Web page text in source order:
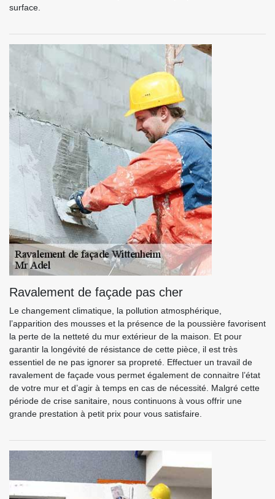
surface.
Ravalement de façade pas cher
Le changement climatique, la pollution atmosphérique,
l’apparition des mousses et la présence de la poussière favorisent
la perte de la netteté du mur extérieur de la maison. Et pour
garantir la longévité de résistance de cette pièce, il est très
essentiel de ne pas ignorer sa propreté. Effectuer un travail de
ravalement de façade vous permet également de connaitre l’état
de votre mur et d’agir à temps en cas de nécessité. Malgré cette
période de crise sanitaire, nous continuons à vous offrir une
grande prestation à petit prix pour vous satisfaire.